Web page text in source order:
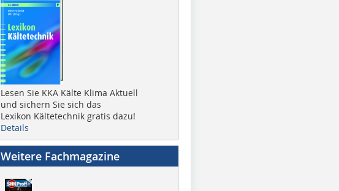
Lesen Sie KKA Kälte Klima Aktuell
und sichern Sie sich das
Lexikon Kältetechnik gratis dazu!
Details
Weitere Fachmagazine